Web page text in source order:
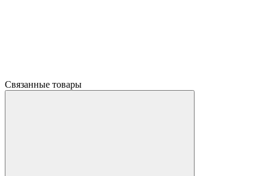
Связанные товары